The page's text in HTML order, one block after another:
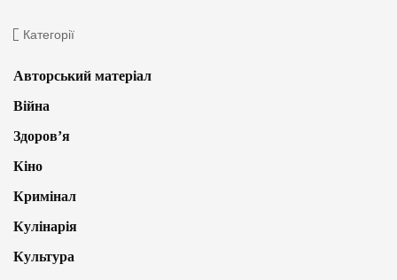
Категорії
Авторський матеріал
Війна
Здоров’я
Кіно
Кримінал
Кулінарія
Культура